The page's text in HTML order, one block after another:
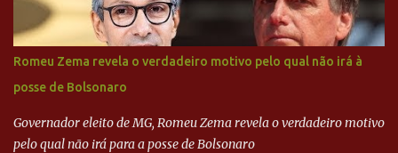
empreiteira refere-se ao governador de São Paulo, Geraldo
Alckmin (PSDB) — nenhum deles, no entanto, disse ter negociado
diretamente com o paulista. Depoimentos mostram como o
dinheiro da Odebrecht bancou a campanha de Serra em 2010 Leia
mais... A Lava Jato chega ao PSDB | VEJA.com
Romeu Zema revela o verdadeiro motivo pelo qual não irá à
posse de Bolsonaro
Governador eleito de MG, Romeu Zema revela o verdadeiro motivo
pelo qual não irá para a posse de Bolsonaro